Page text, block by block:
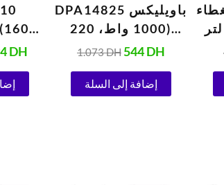
DH
DPA14825 باويليكس
(1000 واط، 220
فولت، أسود)
1.073DH544DH
إضافة إلى السلة
الزجاجي سعة 2 لتر